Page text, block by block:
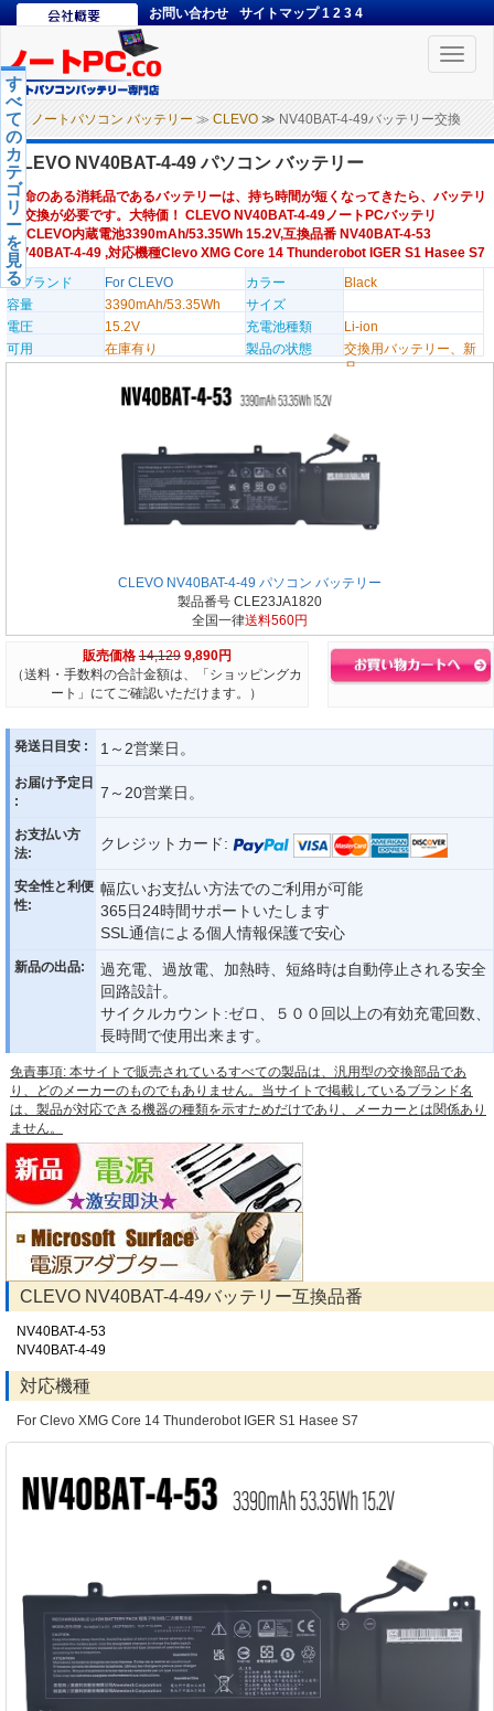
お問い合わせ サイトマップ 1 2 3 4
Toggle
ノートパソコン バッテリー ≫ CLEVO ≫ NV40BAT-4-49バッテリー交換
す
べ
て
の
カ
テ
ゴ
リ
ー
を
見
る
CLEVO NV40BAT-4-49 パソコン バッテリー
寿命のある消耗品であるバッテリーは、持ち時間が短くなってきたら、バッテリ
ー交換が必要です。大特価！ CLEVO NV40BAT-4-49ノートPCバッテリ
ー,CLEVO内蔵電池3390mAh/53.35Wh 15.2V,互換品番 NV40BAT-4-53
NV40BAT-4-49 ,対応機種Clevo XMG Core 14 Thunderobot IGER S1 Hasee S7
のブランド
For CLEVO カラー
Black
容量
3390mAh/53.35Wh
サイズ
電圧
15.2V 充電池種類
Li-ion
可用
在庫有り 製品の状態
交換用バッテリー、新
品
CLEVO NV40BAT-4-49 パソコン バッテリー
製品番号 CLE23JA1820
全国一律送料560円
販売価格 14,129 9,890円
（送料・手数料の合計金額は、「ショッピングカ
ート」にてご確認いただけます。）
発送日目安 : 1～2営業日。
お届け予定日
:
7～20営業日。
お支払い方
法:
クレジットカード:
安全性と利便
性:
幅広いお支払い方法でのご利用が可能
365日24時間サポートいたします
SSL通信による個人情報保護で安心
新品の出品:
過充電、過放電、加熱時、短絡時は自動停止される安全
回路設計。
サイクルカウント:ゼロ、５００回以上の有効充電回数、
長時間で使用出来ます。
免責事項: 本サイトで販売されているすべての製品は、汎用型の交換部品であ
り、どのメーカーのものでもありません。当サイトで掲載しているブランド名
は、製品が対応できる機器の種類を示すためだけであり、メーカーとは関係あり
ません。
CLEVO NV40BAT-4-49バッテリー互換品番
NV40BAT-4-53
NV40BAT-4-49
対応機種
For Clevo XMG Core 14 Thunderobot IGER S1 Hasee S7